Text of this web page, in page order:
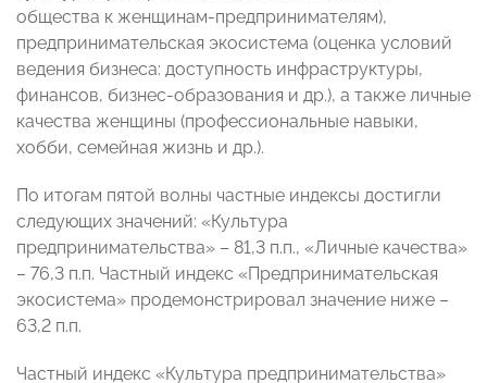
общества к женщинам-предпринимателям),
предпринимательская экосистема (оценка условий
ведения бизнеса: доступность инфраструктуры,
финансов, бизнес-образования и др.), а также личные
качества женщины (профессиональные навыки,
хобби, семейная жизнь и др.).
По итогам пятой волны частные индексы достигли
следующих значений: «Культура
предпринимательства» – 81,3 п.п., «Личные качества»
– 76,3 п.п. Частный индекс «Предпринимательская
экосистема» продемонстрировал значение ниже –
63,2 п.п.
Частный индекс «Культура предпринимательства»